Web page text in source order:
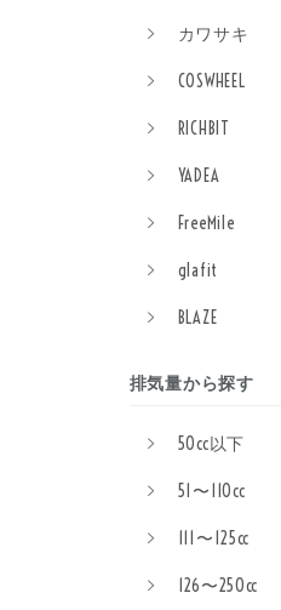
カワサキ
COSWHEEL
RICHBIT
YADEA
FreeMile
glafit
BLAZE
排気量から探す
50cc以下
51〜110cc
111〜125cc
126〜250cc